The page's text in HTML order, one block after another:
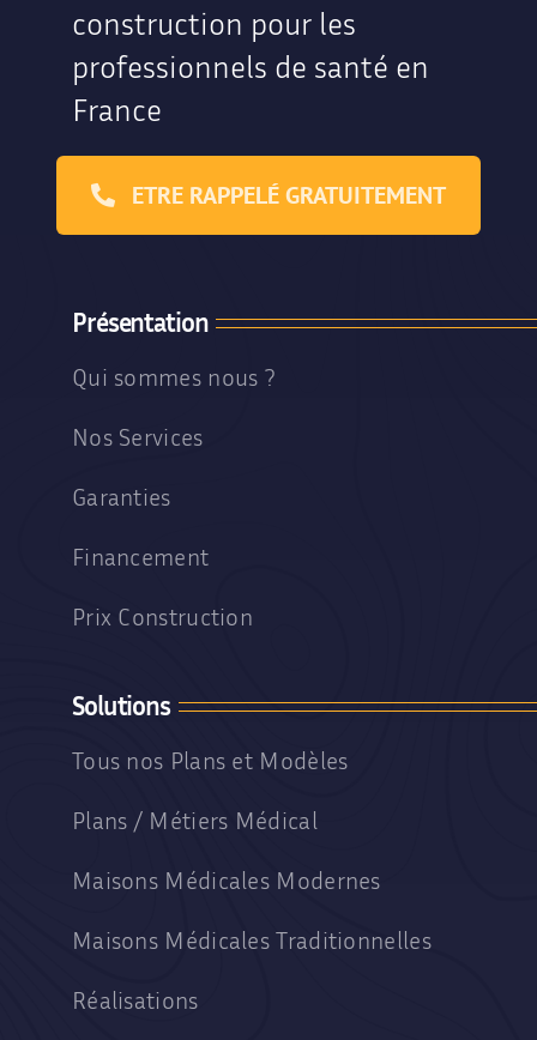
construction pour les
professionnels de santé en
France
ETRE RAPPELÉ GRATUITEMENT
Présentation
Qui sommes nous ?
Nos Services
Garanties
Financement
Prix Construction
Solutions
Tous nos Plans et Modèles
Plans / Métiers Médical
Maisons Médicales Modernes
Maisons Médicales Traditionnelles
Réalisations